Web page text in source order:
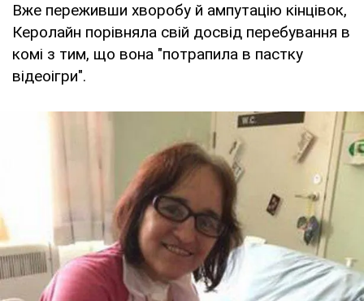
Вже переживши хворобу й ампутацію кінцівок,
Керолайн порівняла свій досвід перебування в
комі з тим, що вона "потрапила в пастку
відеоігри".